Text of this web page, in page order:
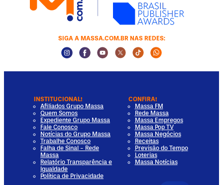
SIGA A MASSA.COM.BR NAS REDES:
Instagram Social Media
Facebook Social Media
Youtube Social Media
Twitter Social Media
Tiktok Social Media
Whatsapp
INSTITUCIONAL!
Afiliados Grupo Massa
Quem Somos
Expediente Grupo Massa
Fale Conosco
Notícias do Grupo Massa
Trabalhe Conosco
Falha de Sinal - Rede
Massa
Relatório Transparência e
Igualdade
Política de Privacidade
CONFIRA!
Massa FM
Rede Massa
Massa Empregos
Massa Pop TV
Massa Negócios
Receitas
Previsão do Tempo
Loterias
Massa Notícias